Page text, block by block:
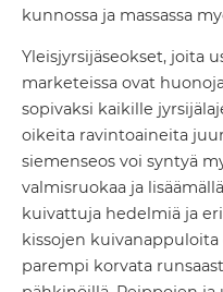
kunnossa ja massassa
Yleisjyrsijäseokset, joita
marketeissa ovat
sopivaksi kaikille
oikeita ravintoaineita
siemenseos voi syntyä
valmisruokaa ja
kuivattuja hedelmiä ja
kissojen
parempi korvata